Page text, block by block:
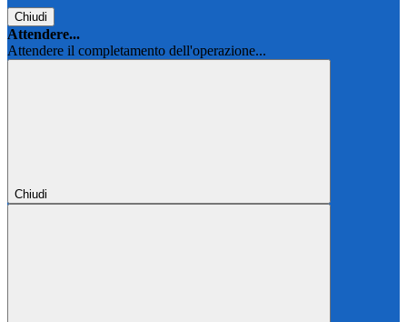
Chiudi
Attendere...
Attendere il completamento dell'operazione...
Chiudi